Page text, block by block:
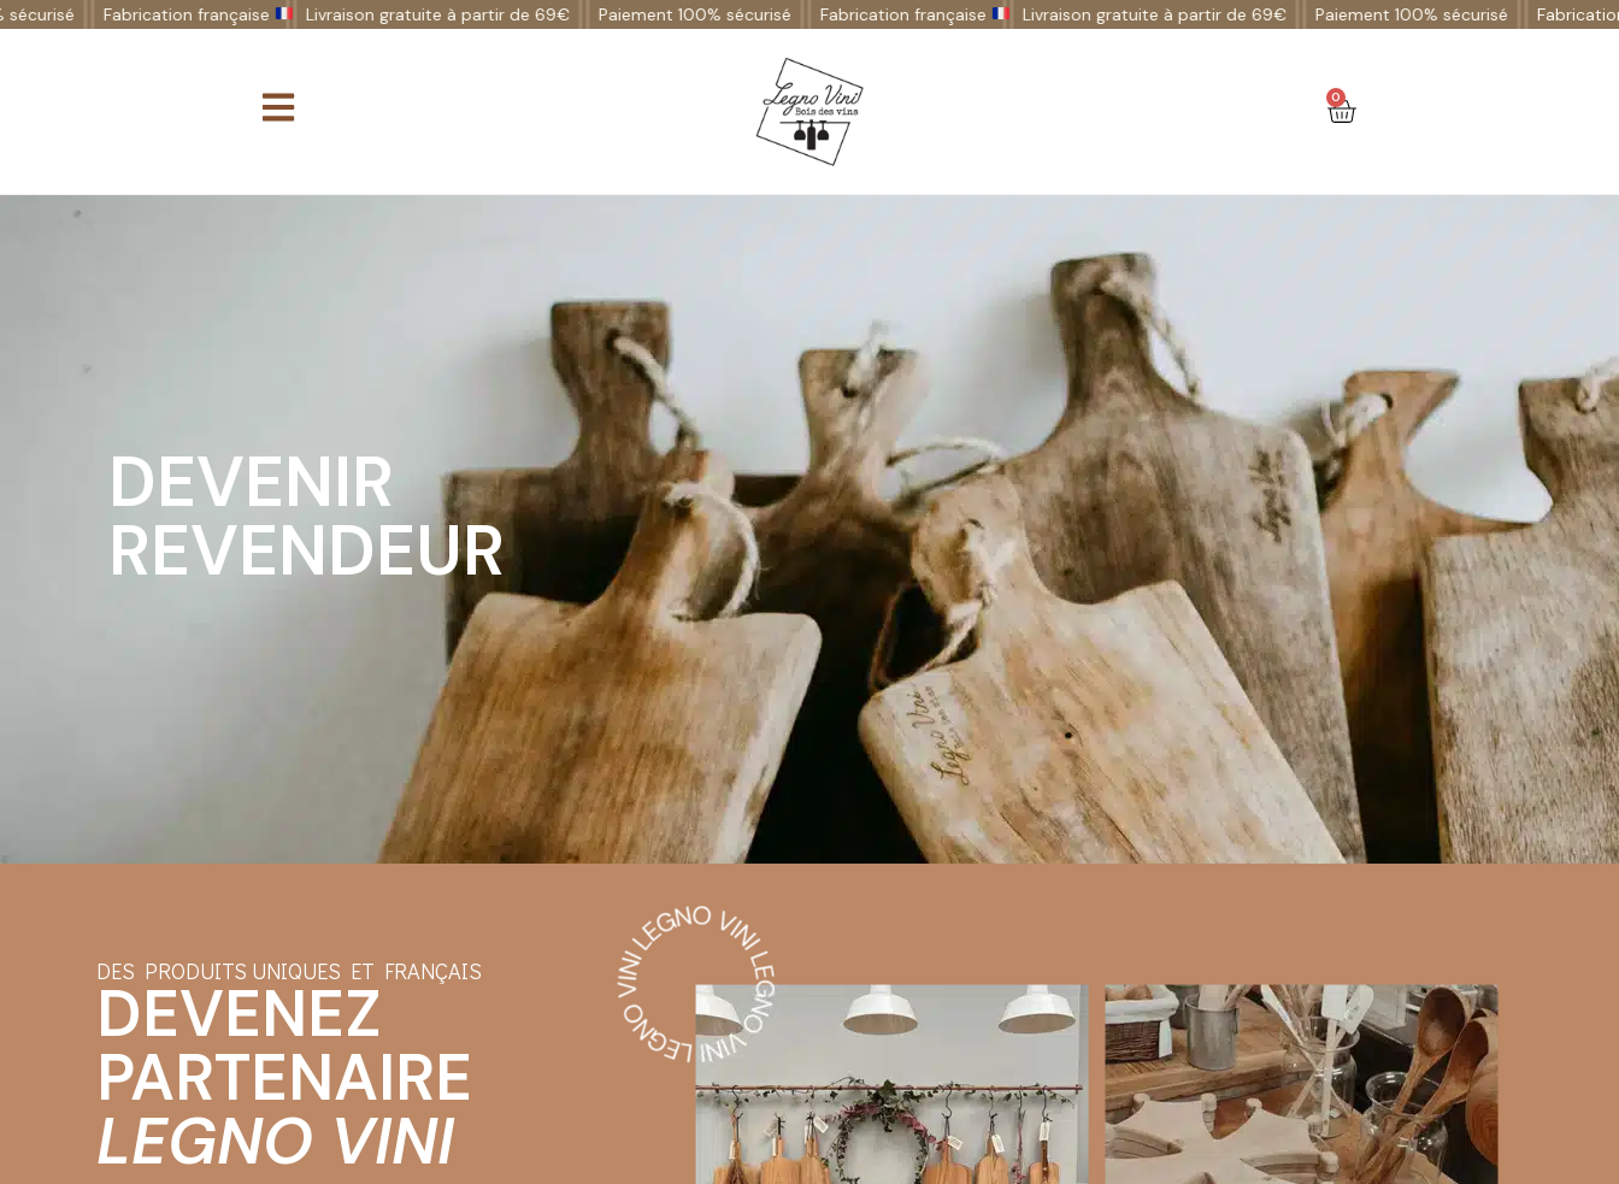
Fabrication française Livraison gratuite à partir de 69€ Paiement 100% sécurisé Fabrication française Livraison gratuite à partir de 69€ Paiement 100% sécurisé Fabrication
0
DEVENIR
REVENDEUR
DES PRODUITS UNIQUES ET FRANÇAIS
DEVENEZ
PARTENAIRE
LEGNO VINI